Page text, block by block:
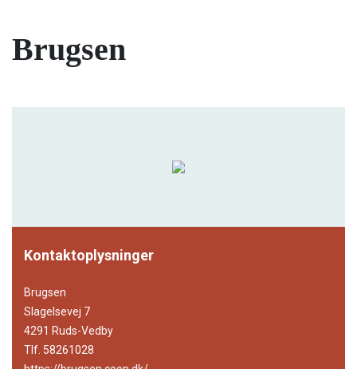
Brugsen
Kontaktoplysninger
Brugsen
Slagelsevej 7
4291 Ruds-Vedby
Tlf. 58261028